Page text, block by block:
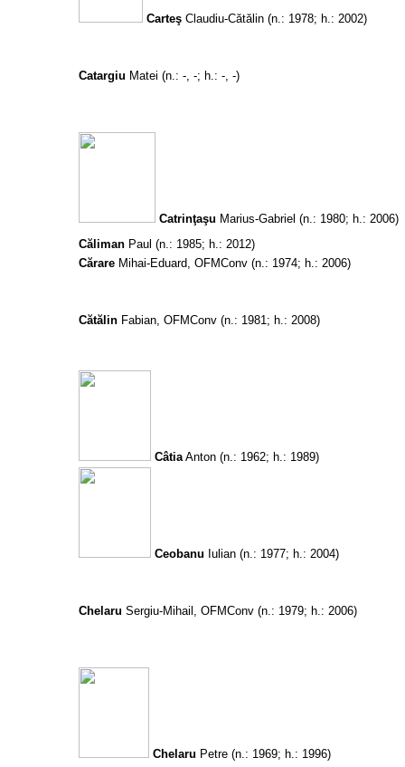
CarteşClaudiu-Cătălin (n.: 1978; h.: 2002)
Catargiu Matei (n.: -, -; h.: -, -)
Catrinţaşu Marius-Gabriel (n.: 1980; h.: 2006)
CălimanPaul (n.: 1985; h.: 2012)
CărareMihai-Eduard, OFMConv(n.: 1974; h.: 2006)
CătălinFabian, OFMConv (n.: 1981; h.: 2008)
CâtiaAnton (n.: 1962; h.: 1989)
Ceobanu Iulian (n.: 1977; h.: 2004)
Chelaru Sergiu-Mihail, OFMConv(n.: 1979; h.: 2006)
Chelaru Petre(n.: 1969; h.: 1996)